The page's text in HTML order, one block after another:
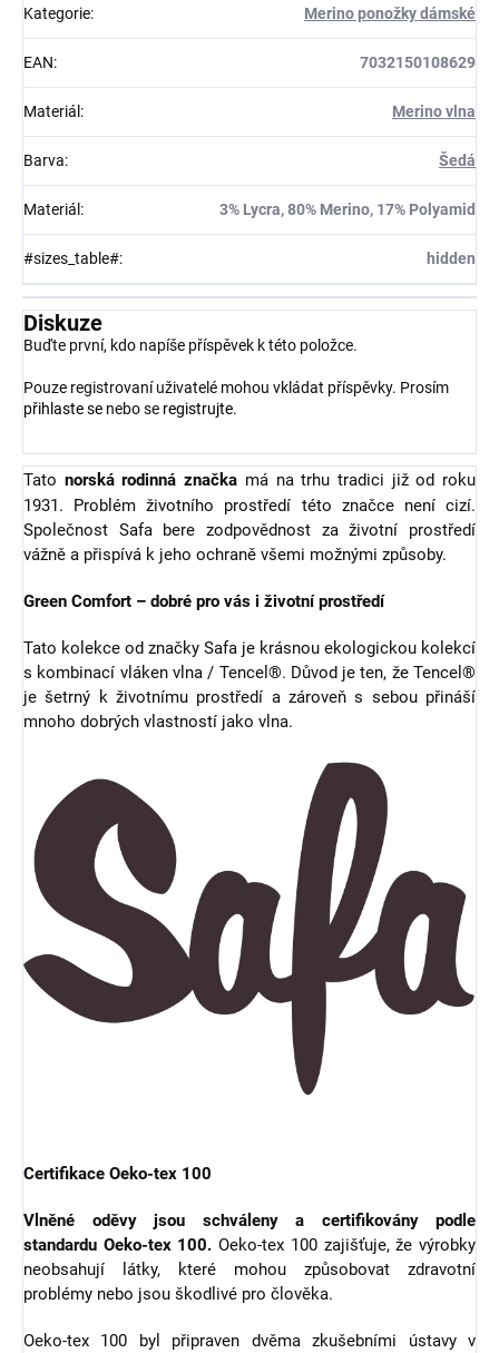
Kategorie: Merino ponožky dámské
EAN: 7032150108629
Materiál : Merino vlna
Barva: Šedá
Materiál : 3% Lycra, 80% Merino, 17% Polyamid
#sizes_table#: hidden
Diskuze
Buďte první, kdo napíše příspěvek k této položce.
Pouze registrovaní uživatelé mohou vkládat příspěvky. Prosím
přihlaste se nebo se registrujte.
Tato norská rodinná značka má na trhu tradici již od roku
1931. Problém životního prostředí této značce není cizí.
Společnost Safa bere zodpovědnost za životní prostředí
vážně a přispívá k jeho ochraně všemi možnými způsoby.
Green Comfort – dobré pro vás i životní prostředí
Tato kolekce od značky Safa je krásnou ekologickou kolekcí
s kombinací vláken vlna / Tencel®. Důvod je ten, že Tencel®
je šetrný k životnímu prostředí a zároveň s sebou přináší
mnoho dobrých vlastností jako vlna.
Certifikace Oeko-tex 100
Vlněné oděvy jsou schváleny a certifikovány podle
standardu Oeko-tex 100. Oeko-tex 100 zajišťuje, že výrobky
neobsahují látky, které mohou způsobovat zdravotní
problémy nebo jsou škodlivé pro člověka.
Oeko-tex 100 byl připraven dvěma zkušebními ústavy v